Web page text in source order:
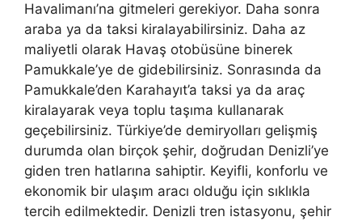
Havalimanı’na gitmeleri gerekiyor. Daha sonra
araba ya da taksi kiralayabilirsiniz. Daha az
maliyetli olarak Havaş otobüsüne binerek
Pamukkale’ye de gidebilirsiniz. Sonrasında da
Pamukkale’den Karahayıt’a taksi ya da araç
kiralayarak veya toplu taşıma kullanarak
geçebilirsiniz. Türkiye’de demiryolları gelişmiş
durumda olan birçok şehir, doğrudan Denizli’ye
giden tren hatlarına sahiptir. Keyifli, konforlu ve
ekonomik bir ulaşım aracı olduğu için sıklıkla
tercih edilmektedir. Denizli tren istasyonu, şehir